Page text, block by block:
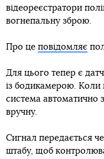
відеореєстратори
вогнепальну зброю.
Про це повідомляє
Для цього тепер є
із бодикамерою. Коли
система автоматично
вручну.
Сигнал передається
штабу, щоб